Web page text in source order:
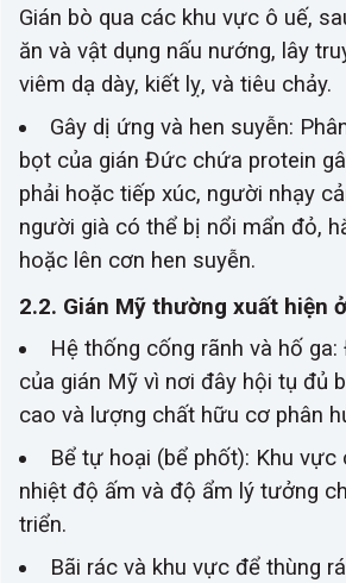
Gián bò qua các khu vực ô uế,
ăn và vật dụng nấu nướng, lây
viêm dạ dày, kiết lỵ, và tiêu chảy.
Gây dị ứng và hen suyễn:
bọt của gián Đức chứa protein
phải hoặc tiếp xúc, người nhạy
người già có thể bị nổi mẩn đỏ,
hoặc lên cơn hen suyễn.
2.2. Gián Mỹ thường xuất hiện
Hệ thống cống rãnh và hố ga:
của gián Mỹ vì nơi đây hội tụ đủ
cao và lượng chất hữu cơ phân
Bể tự hoại (bể phốt): Khu
nhiệt độ ấm và độ ẩm lý tưởng
triển.
Bãi rác và khu vực để thùng